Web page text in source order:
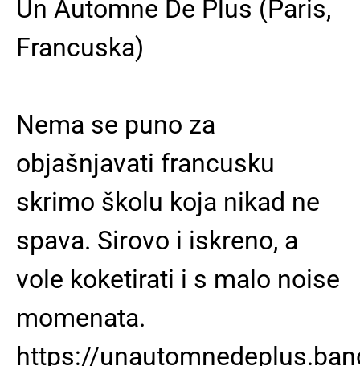
Un Automne De Plus (Paris,
Francuska)
Nema se puno za
objašnjavati francusku
skrimo školu koja nikad ne
spava. Sirovo i iskreno, a
vole koketirati i s malo noise
momenata.
https://